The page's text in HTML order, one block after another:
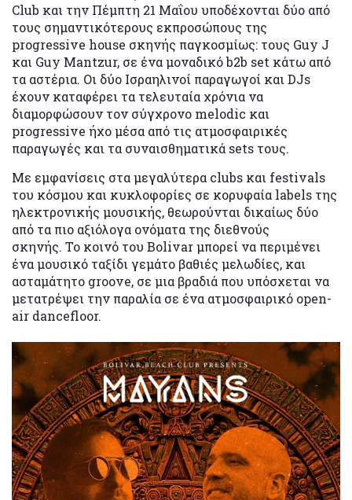
Club και την Πέμπτη 21 Μαΐου υποδέχονται δύο από
τους σημαντικότερους εκπροσώπους της
progressive house σκηνής παγκοσμίως: τους Guy J
και Guy Mantzur, σε ένα μοναδικό b2b set κάτω από
τα αστέρια. Οι δύο Ισραηλινοί παραγωγοί και DJs
έχουν καταφέρει τα τελευταία χρόνια να
διαμορφώσουν τον σύγχρονο melodic και
progressive ήχο μέσα από τις ατμοσφαιρικές
παραγωγές και τα συναισθηματικά sets τους.
Με εμφανίσεις στα μεγαλύτερα clubs και festivals
του κόσμου και κυκλοφορίες σε κορυφαία labels της
ηλεκτρονικής μουσικής, θεωρούνται δικαίως δύο
από τα πιο αξιόλογα ονόματα της διεθνούς
σκηνής. Το κοινό του Bolivar μπορεί να περιμένει
ένα μουσικό ταξίδι γεμάτο βαθιές μελωδίες, και
ασταμάτητο groove, σε μια βραδιά που υπόσχεται να
μετατρέψει την παραλία σε ένα ατμοσφαιρικό open-
air dancefloor.